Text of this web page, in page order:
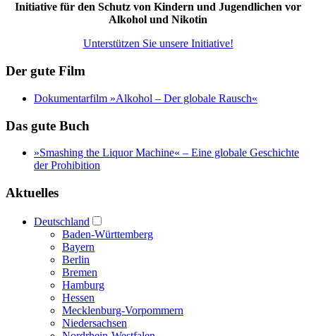
Initiative für den Schutz von Kindern und Jugendlichen vor
Alkohol und Nikotin
Unterstützen Sie unsere Initiative!
Der gute Film
Dokumentarfilm »Alkohol – Der globale Rausch«
Das gute Buch
»Smashing the Liquor Machine« ‒ Eine globale Geschichte
der Prohibition
Aktuelles
Deutschland
Baden-Württemberg
Bayern
Berlin
Bremen
Hamburg
Hessen
Mecklenburg-Vorpommern
Niedersachsen